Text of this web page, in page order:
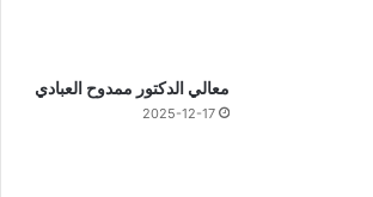
معالي الدكتور ممدوح العبادي
2025-12-17